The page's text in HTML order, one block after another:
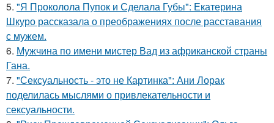
5. "Я Проколола Пупок и Сделала Губы": Екатерина
Шкуро рассказала о преображениях после расставания
с мужем.
6. Мужчина по имени мистер Вад из африканской страны
Гана.
7. "Сексуальность - это не Картинка": Ани Лорак
поделилась мыслями о привлекательности и
сексуальности.